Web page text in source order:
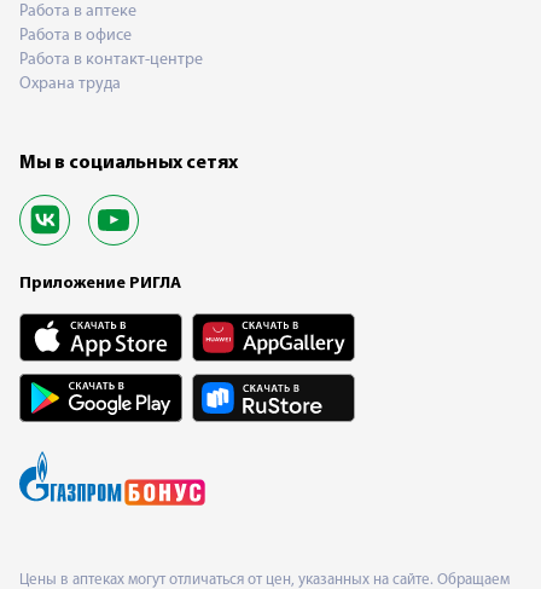
Работа в аптеке
Работа в офисе
Работа в контакт-центре
Охрана труда
Мы в социальных сетях
Приложение РИГЛА
Цены в аптеках могут отличаться от цен, указанных на сайте. Обращаем